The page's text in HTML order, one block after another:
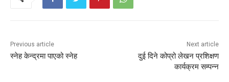
Previous article
स्नेह केन्द्रमा पाएको स्नेह
Next article
दुई दिने कोप्रो लेखन प्रशिक्षण
कार्यक्रम सम्पन्न